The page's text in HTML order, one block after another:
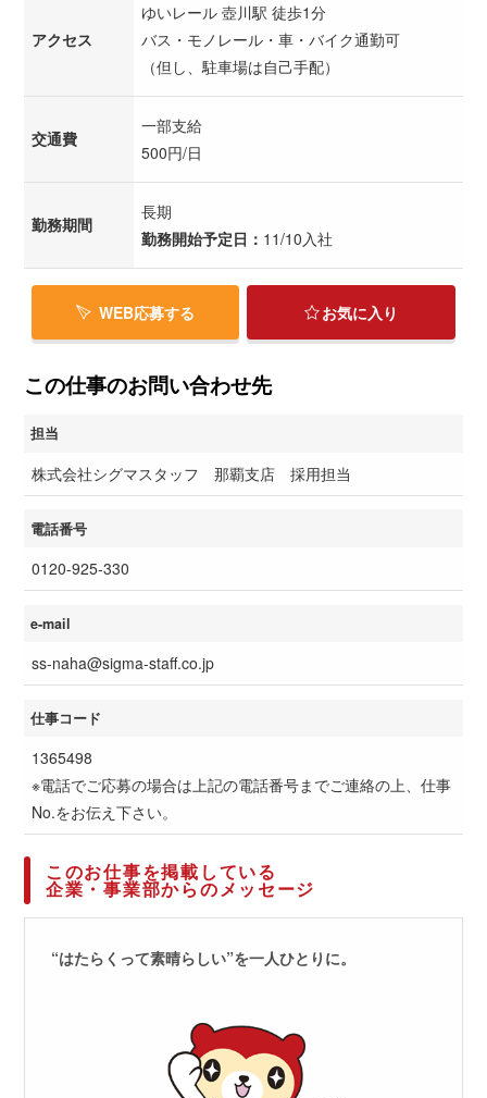
アクセス
ゆいレール 壺川駅 徒歩1分
バス・モノレール・車・バイク通勤可
（但し、駐車場は自己手配）
交通費
一部支給
500円/日
勤務期間
長期
勤務開始予定日： 11/10入社
WEB応募する お気に入り
この仕事のお問い合わせ先
担当
株式会社シグマスタッフ 那覇支店 採用担当
電話番号
0120-925-330
e-mail
ss-naha@sigma-staff.co.jp
仕事コード
1365498
※電話でご応募の場合は上記の電話番号までご連絡の上、仕事
No.をお伝え下さい。
このお仕事を掲載している
企業・事業部からのメッセージ
“はたらくって素晴らしい”を一人ひとりに。